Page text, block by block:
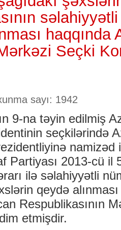
haqqında
Seçki
sayı: 1942
9-na təyin edilmiş
seçkilərində
namizəd
Partiyası 2013-cü il
ilə səlahiyyətli
qeydə
Respublikasının
etmişdir.